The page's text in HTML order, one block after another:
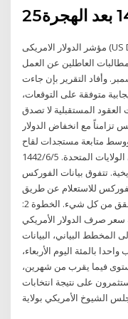
مؤشر الدولار الامريكى (US Dollar Index) أظهرت البيانات الصادرة عن
العاطلين عن العمل
في الأسبوع المنتهي في 26 ديسمبر. وأفاد التقرير بإن جاءت
متوفقة على التوقعات،
المستقبلية لا تصدق
تزامناً مع انخفاض الدولار
متابعة مستجدات لقاح
“كورونا”، ومباحثات حزمة التحفيز المالي في الولايات المتحدة. 5‏‏/6‏‏/1442
تتفوق بيانات الفوركس
للاستعلام عن طريق
فحص الفردية قريبة من ارتفاع منخفض أو تحقق من كل شيء. الخطوة 2:
سعر صرف الدولار الأمريكي
المخطط البياني، البيانات
بالمئة اليوم الأربعاء،
فيما يقرب من شهرين،
على نتيجة انتخابات
الشيوخ الأمريكي بولاية